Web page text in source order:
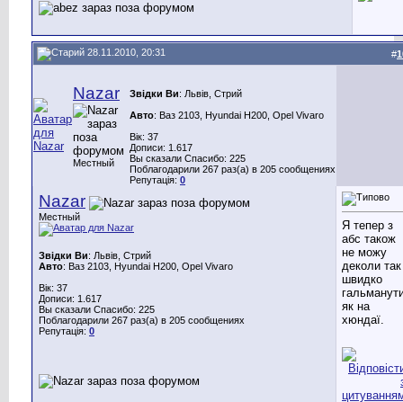
28.11.2010, 20:31 #
Nazar
Местный
Звідки Ви: Львів, Стрий
Авто: Ваз 2103, Hyundai H200, Opel Vivaro
Вік: 37
Дописи: 1.617
Вы сказали Спасибо: 225
Поблагодарили 267 раз(а) в 205 сообщениях
Репутація: 0
Nazar
Местный
Звідки Ви: Львів, Стрий
Авто: Ваз 2103, Hyundai H200, Opel Vivaro
Вік: 37
Дописи: 1.617
Вы сказали Спасибо: 225
Поблагодарили 267 раз(а) в 205 сообщениях
Репутація: 0
Я тепер з
абс також
не можу
деколи так
швидко
як на
хюндаї.